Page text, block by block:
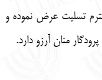
تسلیت عرض نموده و
منان آرزو دارد.